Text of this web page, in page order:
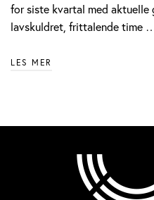
for siste kvartal med aktuelle
lavskuldret, frittalende time
LES MER